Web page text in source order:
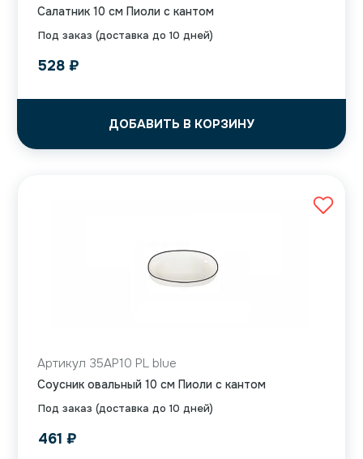
Под заказ (доставка до 10 дней)
Салатник 10 см Пиоли с кантом
528 ₽
ДОБАВИТЬ В КОРЗИНУ
Под заказ (доставка до 10 дней)
Артикул 35AP10 PL blue
Соусник овальный 10 см Пиоли с кантом
461 ₽